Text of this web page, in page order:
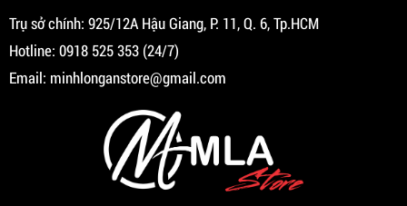
Trụ sở chính: 925/12A Hậu Giang, P. 11, Q. 6, Tp.HCM
Hotline: 0918 525 353 (24/7)
Email: minhlonganstore@gmail.com